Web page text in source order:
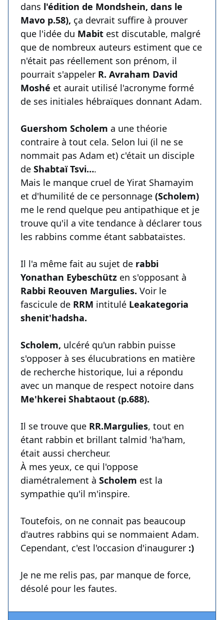
dans l'édition de Mondshein, dans le
Mavo p.58), ça devrait suffire à prouver
que l'idée du Mabit est discutable, malgré
que de nombreux auteurs estiment que ce
n'était pas réellement son prénom, il
pourrait s'appeler R. Avraham David
Moshé et aurait utilisé l'acronyme formé
de ses initiales hébraïques donnant Adam.
Guershom Scholem a une théorie
contraire à tout cela. Selon lui (il ne se
nommait pas Adam et) c'était un disciple
de Shabtaï Tsvi….
Mais le manque cruel de Yirat Shamayim
et d'humilité de ce personnage (Scholem)
me le rend quelque peu antipathique et je
trouve qu'il a vite tendance à déclarer tous
les rabbins comme étant sabbataïstes.
Il l'a même fait au sujet de rabbi
Yonathan Eybeschütz en s'opposant à
Rabbi Reouven Margulies. Voir le
fascicule de RRM intitulé Leakategoria
shenit'hadsha.
Scholem, ulcéré qu'un rabbin puisse
s'opposer à ses élucubrations en matière
de recherche historique, lui a répondu
avec un manque de respect notoire dans
Me'hkerei Shabtaout (p.688).
Il se trouve que RR.Margulies, tout en
étant rabbin et brillant talmid 'ha'ham,
était aussi chercheur.
À mes yeux, ce qui l'oppose
diamétralement à Scholem est la
sympathie qu'il m'inspire.
Toutefois, on ne connait pas beaucoup
d'autres rabbins qui se nommaient Adam.
Cependant, c'est l'occasion d'inaugurer :)
Je ne me relis pas, par manque de force,
désolé pour les fautes.